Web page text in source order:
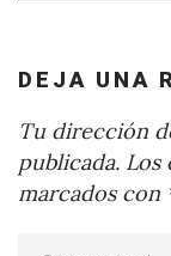
DEJA UNA
Tu dirección
publicada. Los
marcados con